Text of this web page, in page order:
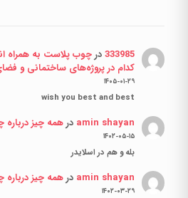
333985در
کدام در پروژه‌های ساختمانی و
۱۴۰۵-۰۱-۲۹
wish you best and best
amin shayan درهمه چیز درباره
۱۴۰۲-۰۵-۱۵
بله و هم در اسلایدر
amin shayan درهمه چیز درباره
۱۴۰۲-۰۳-۲۹